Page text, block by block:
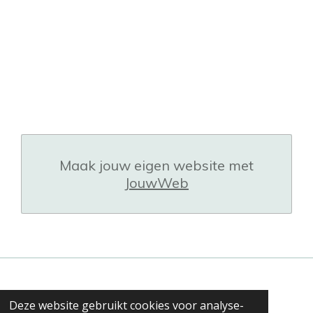
Deze website gebruikt cookies voor analyse-
Maak jouw eigen website met
JouwWeb